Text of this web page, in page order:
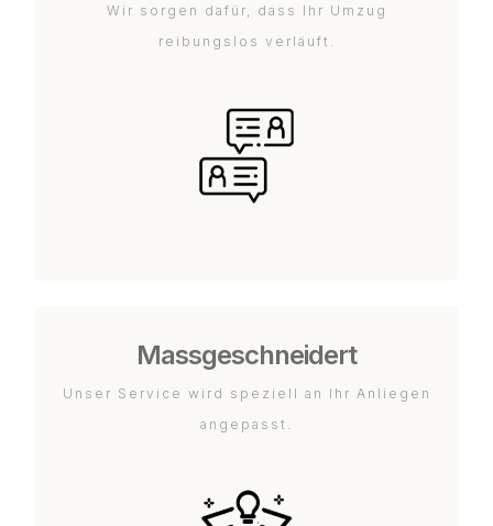
Wir sorgen dafür, dass Ihr Umzug
reibungslos verläuft.
Massgeschneidert
Unser Service wird speziell an Ihr Anliegen
angepasst.